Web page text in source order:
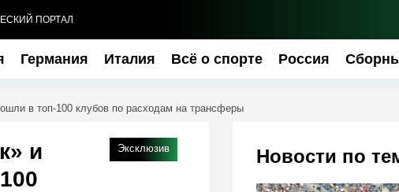
ПОРТАЛ
Германия Италия Всё о спорте Россия
в топ-100 клубов по расходам на трансферы
Новости по
Эксклюзив
и